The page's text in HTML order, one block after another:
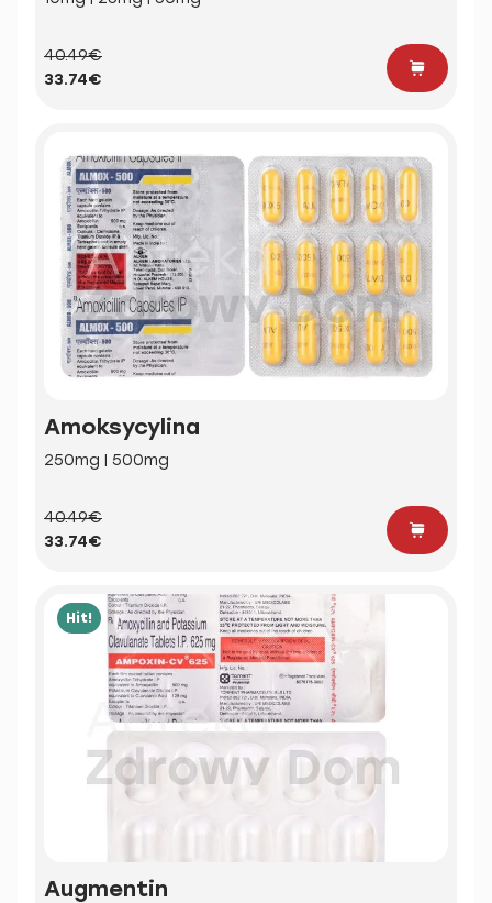
40.49€
33.74€
Amoksycylina
250mg | 500mg
40.49€
33.74€
Hit!
Augmentin